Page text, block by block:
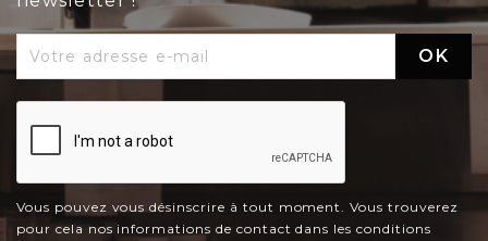
Vous pouvez vous désinscrire à tout moment. Vous trouverez
pour cela nos informations de contact dans les conditions